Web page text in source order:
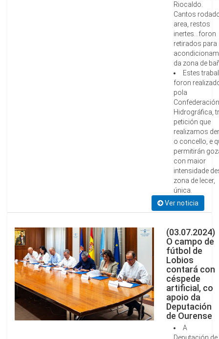
Riocaldo.
Cantos
area, restos
inertes...foron
retirados para
da zona de
Estes
foron
pola
Confederación
Hidrográfica,
petición que
realizamos
o concello, e
permitirán
con maior
intensidade
zona de lecer,
única.
Ver noticia
(03.07.2024)
O campo de
fútbol de
Lobios
contará con
céspede
artificial, co
apoio da
Deputación
de Ourense
A